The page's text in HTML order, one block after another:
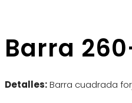
Barra
Detalles:Barra cuadrada